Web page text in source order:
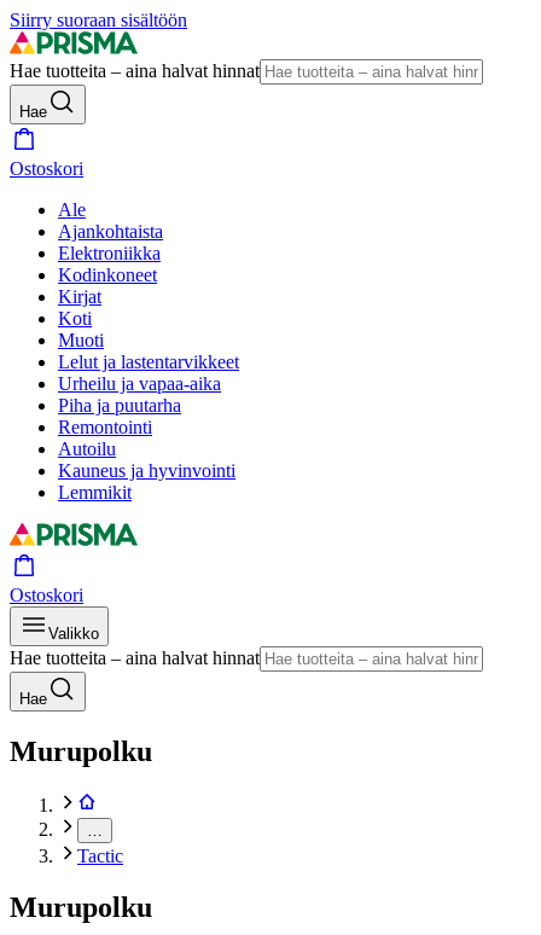
Siirry suoraan sisältöön
Hae tuotteita – aina halvat hinnat
Hae
Ostoskori
Ale
Ajankohtaista
Elektroniikka
Kodinkoneet
Kirjat
Koti
Muoti
Lelut ja lastentarvikkeet
Urheilu ja vapaa-aika
Piha ja puutarha
Remontointi
Autoilu
Kauneus ja hyvinvointi
Lemmikit
Ostoskori
Valikko
Hae tuotteita – aina halvat hinnat
Hae
Murupolku
Tactic
Murupolku